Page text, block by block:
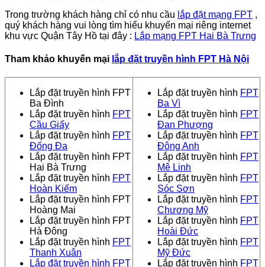
Trong trường khách hàng chỉ có nhu cầu lắp đặt mạng FPT ,
quý khách hàng vui lòng tìm hiểu khuyến mại riêng internet
khu vực Quận Tây Hồ tại đây : Lắp mạng FPT Hai Bà Trưng
Tham khảo khuyến mại lắp đặt truyền hình FPT Hà Nội
Lắp đặt truyền hình FPT
Ba Đình
Lắp đặt truyền hình FPT
Cầu Giấy
Lắp đặt truyền hình FPT
Đống Đa
Lắp đặt truyền hình FPT
Hai Bà Trưng
Lắp đặt truyền hình FPT
Hoàn Kiếm
Lắp đặt truyền hình FPT
Hoàng Mai
Lắp đặt truyền hình FPT
Hà Đông
Lắp đặt truyền hình FPT
Thanh Xuân
Lắp đặt truyền hình FPT
Lắp đặt truyền hình FPT
Ba Vì
Lắp đặt truyền hình FPT
Đan Phượng
Lắp đặt truyền hình FPT
Đông Anh
Lắp đặt truyền hình FPT
Mê Linh
Lắp đặt truyền hình FPT
Sóc Sơn
Lắp đặt truyền hình FPT
Chương Mỹ
Lắp đặt truyền hình FPT
Hoài Đức
Lắp đặt truyền hình FPT
Mỹ Đức
Lắp đặt truyền hình FPT